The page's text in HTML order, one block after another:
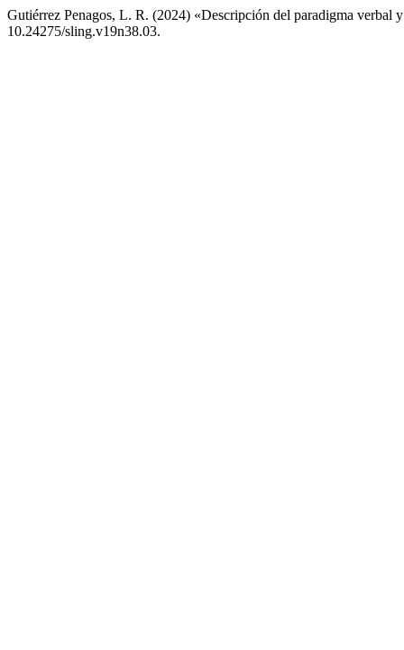
Gutiérrez Penagos, L. R. (2024) «Descripción del paradigma verbal
10.24275/sling.v19n38.03.